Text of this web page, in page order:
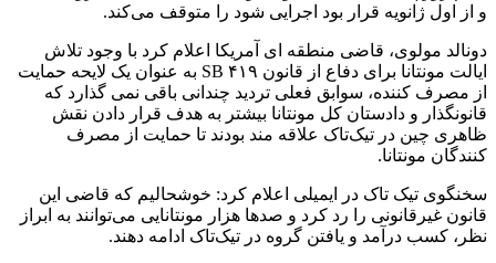
و از اول ژانویه قرار بود اجرایی شود را متوقف می‌کند.
دونالد مولوی، قاضی منطقه ای آمریکا اعلام کرد با وجود تلاش
ایالت مونتانا برای دفاع از قانون SB ۴۱۹ به عنوان یک لایحه حمایت
از مصرف کننده، سوابق فعلی تردید چندانی باقی نمی گذارد که
قانونگذار و دادستان کل مونتانا بیشتر به هدف قرار دادن نقش
ظاهری چین در تیک‌تاک علاقه مند بودند تا حمایت از مصرف
کنندگان مونتانا.
سخنگوی تیک تاک در ایمیلی اعلام کرد: خوشحالیم که قاضی این
قانون غیرقانونی را رد کرد و صدها هزار مونتانایی می‌توانند به ابراز
نظر، کسب درآمد و یافتن گروه در تیک‌تاک ادامه دهند.